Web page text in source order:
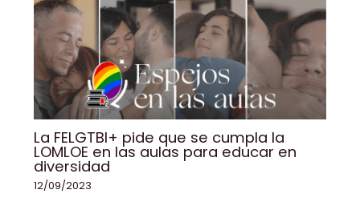
La FELGTBI+ pide que se cumpla la
LOMLOE en las aulas para educar en
diversidad
12/09/2023